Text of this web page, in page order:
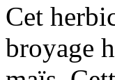
Cet
broyage